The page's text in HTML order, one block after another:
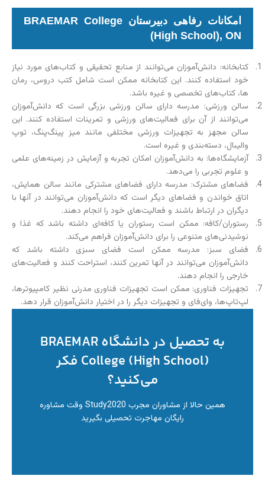
امکانات رفاهی دبیرستان BRAEMAR College
(High School), ON
کتابخانه: دانش‌آموزان می‌توانند از منابع تحقیقی و کتاب‌های مورد نیاز
خود استفاده کنند. این کتابخانه ممکن است شامل کتب دروس، رمان
ها، کتاب‌های تخصصی و غیره باشد.
سالن ورزشی: مدرسه دارای سالن ورزشی بزرگی است که دانش‌آموزان
می‌توانند از آن برای فعالیت‌های ورزشی و تمرینات استفاده کنند. این
سالن مجهز به تجهیزات ورزشی مختلفی مانند میز پینگ‌پنگ، توپ
والیبال، دسته‌بندی و غیره است.
آزمایشگاه‌ها: به دانش‌آموزان امکان تجربه و آزمایش در زمینه‌های علمی
و علوم تجربی را می‌دهد.
فضاهای مشترک: مدرسه دارای فضاهای مشترکی مانند سالن همایش،
اتاق خواندن و فضاهای دیگر است که دانش‌آموزان می‌توانند در آنها با
دیگران در ارتباط باشند و فعالیت‌های خود را انجام دهند.
رستوران/کافه: ممکن است رستوران یا کافه‌ای داشته باشد که غذا و
نوشیدنی‌های متنوعی را برای دانش‌آموزان فراهم می‌کند.
فضای سبز: مدرسه ممکن است فضای سبزی داشته باشد که
دانش‌آموزان می‌توانند در آنها تمرین کنند، استراحت کنند و فعالیت‌های
خارجی را انجام دهند.
تجهیزات فناوری: ممکن است تجهیزات فناوری مدرنی نظیر کامپیوترها،
لپ‌تاپ‌ها، وای‌فای و تجهیزات دیگر را در اختیار دانش‌آموزان قرار دهد.
به تحصیل در دانشگاه BRAEMAR
College (High School) فکر
می‌کنید؟
همین حالا از مشاوران مجرب Study2020 وقت مشاوره
رایگان مهاجرت تحصیلی بگیرید